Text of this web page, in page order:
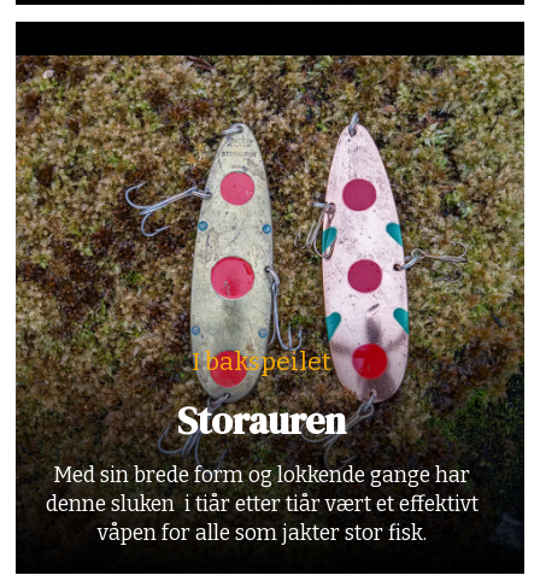
I bakspeilet
Storauren
Med sin brede form og lokkende gange har
denne sluken i tiår etter tiår vært et effektivt
våpen for alle som jakter stor fisk.